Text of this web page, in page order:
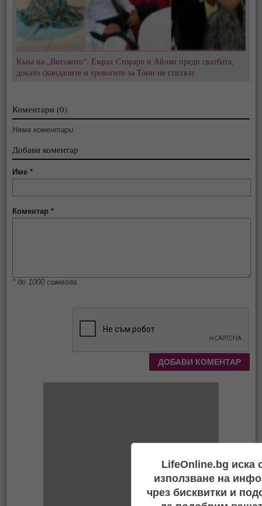
Къна на „Високото": Емрах Стораро и Айлян преди сватбата,
докато скандалите и тревогите за Тони не стихват
Коментари (0)
Няма коментари.
Добави коментар
Име*
Коментар*
* до 1000 символа
LifeOnline.bg иска
използване на
чрез бисквитки и